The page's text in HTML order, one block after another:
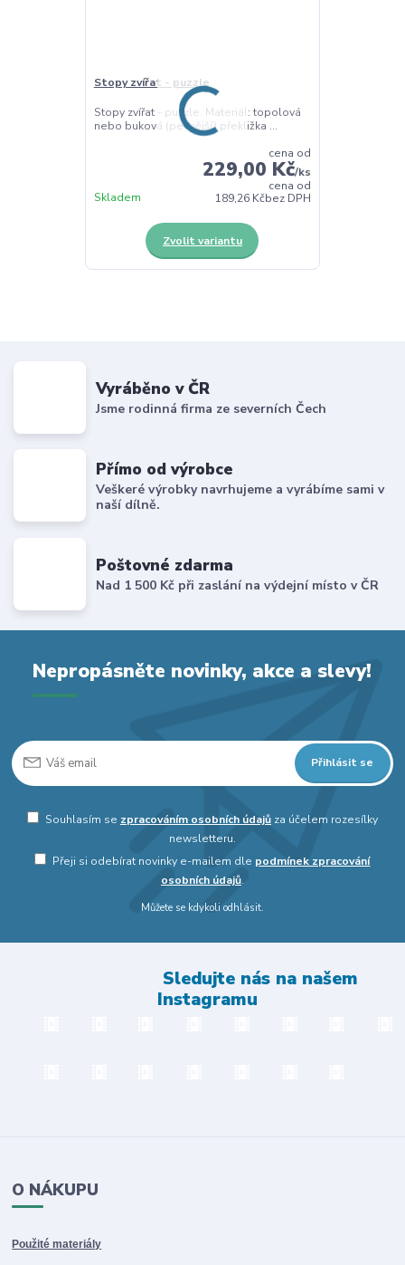
Stopy zvířat - puzzle
Stopy zvířat - puzzle. Materiál: topolová
nebo buková (pevnější) překližka ...
cena od
229,00 Kč/ks
cena od
189,26 Kčbez DPH
Skladem
Zvolit variantu
Vyráběno v ČR
Jsme rodinná firma ze severních Čech
Přímo od výrobce
Veškeré výrobky navrhujeme a vyrábíme sami v
naší dílně.
Poštovné zdarma
Nad 1 500 Kč při zaslání na výdejní místo v ČR
Nepropásněte novinky, akce a slevy!
Přihlásit se
Souhlasím se zpracováním osobních údajůza účelem rozesílky
newsletteru.
Přeji si odebírat novinky e-mailem dle podmínek zpracování
osobních údajů.
Můžete se kdykoli odhlásit.
Sledujte nás na našem
Instagramu
O NÁKUPU
Použité materiály